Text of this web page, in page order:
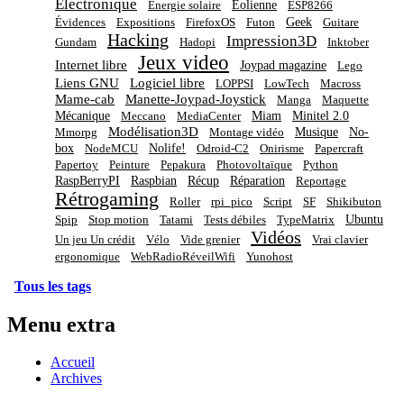
Électronique Energie solaire Éolienne
ESP8266
Évidences
Expositions FirefoxOS Futon Geek
Guitare
Gundam
Hacking Hadopi Impression3D Inktober
Internet libre Jeux video Joypad magazine Lego
Liens GNU Logiciel libre LOPPSI LowTech Macross
Mame-cab Manette-Joypad-Joystick Manga Maquette
Mécanique Meccano MediaCenter Miam Minitel 2.0
Mmorpg Modélisation3D Montage vidéo Musique
No-
box
NodeMCU Nolife! Odroid-C2 Onirisme
Papercraft
Papertoy
Peinture Pepakura Photovoltaïque Python
RaspBerryPI Raspbian Récup Réparation Reportage
Rétrogaming Roller rpi_pico Script SF
Shikibuton
Spip
Stop motion Tatami Tests débiles TypeMatrix Ubuntu
Un jeu Un crédit Vélo Vide grenier Vidéos
Vrai clavier
ergonomique
WebRadioRéveilWifi Yunohost
Tous les tags
Menu extra
Accueil
Archives